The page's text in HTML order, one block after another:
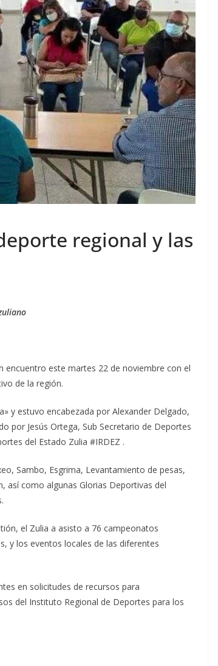
regional y las
encuentro este martes 22 de noviembre con el
de la región.
y estuvo encabezada por Alexander Delgado,
por Jesús Ortega, Sub Secretario de Deportes
del Estado Zulia #IRDEZ .
Sambo, Esgrima, Levantamiento de pesas,
así como algunas Glorias Deportivas del
el Zulia a asisto a 76 campeonatos
y los eventos locales de las diferentes
en solicitudes de recursos para
del Instituto Regional de Deportes para los